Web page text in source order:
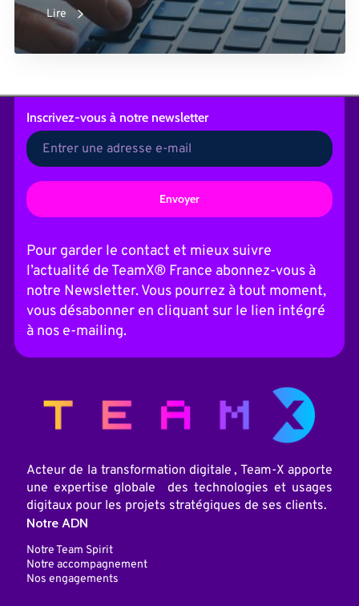
Lire
Inscrivez-vousà notre newsletter
t
e
r
n
t
i
v
Pour garder le contact et mieux suivre
l’actualité de TeamX® France abonnez-vous à
notre Newsletter. Vous pourrez à tout moment,
vous désabonner en cliquant sur le lien intégré
à nos e-mailing.
Acteur de la transformation digitale , Team-X apporte
une expertise globale des technologies et usages
digitaux pour les projets stratégiques de ses clients.
Notre ADN
Notre Team Spirit
Notre accompagnement
Nos engagements